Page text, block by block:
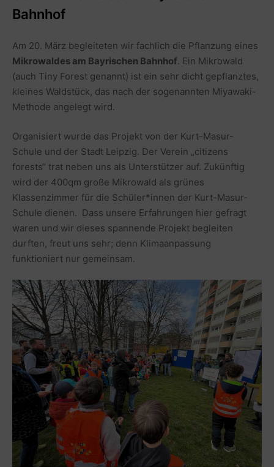
Bahnhof
Am 20. März begleiteten wir fachlich die Pflanzung eines
Mikrowaldes am Bayrischen Bahnhof. Ein Mikrowald
(auch Tiny Forest genannt) ist ein sehr dicht gepflanztes,
kleines Waldstück, das nach der sogenannten Miyawaki-
Methode angelegt wird.
Organisiert wurde das Projekt von der Kurt-Masur-
Schule und der Stadt Leipzig. Der Verein „citizens
forests“ trat neben uns als Unterstützer auf. Zukünftig
wird der 400qm große Mikrowald als grünes
Klassenzimmer für die Schüler*innen der Kurt-Masur-
Schule dienen. Dass unsere Erfahrungen hier gefragt
waren und wir dieses spannende Projekt begleiten
durften, freut uns sehr; denn Klimaanpassung
funktioniert nur gemeinsam.